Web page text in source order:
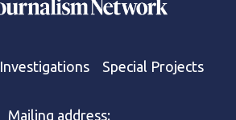
Investigations Special Projects
Mailing address: